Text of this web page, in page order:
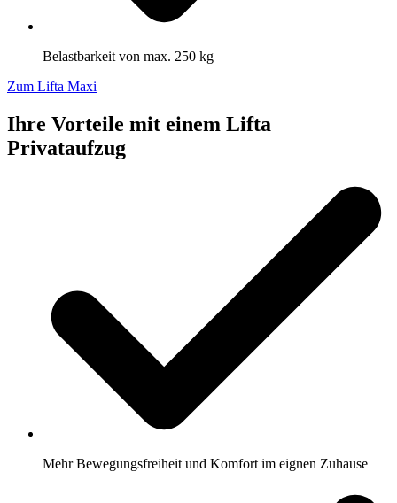
Belastbarkeit von max. 250 kg
Zum Lifta Maxi
Ihre Vorteile mit einem Lifta
Privataufzug
Mehr Bewegungsfreiheit und Komfort im eignen Zuhause